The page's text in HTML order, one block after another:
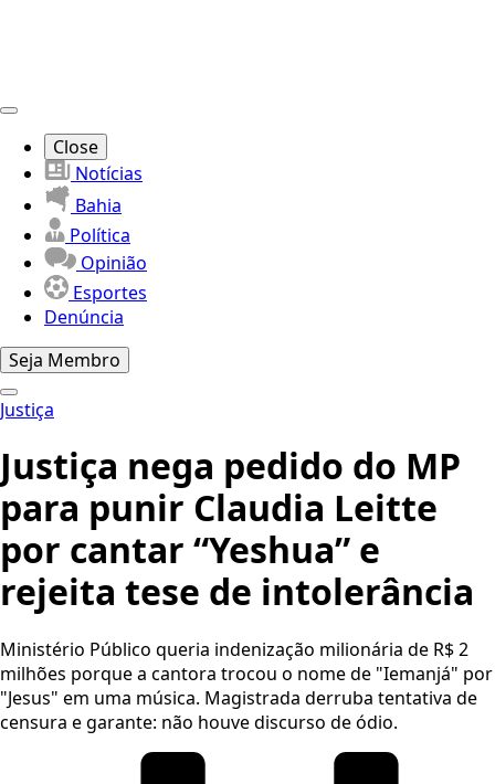
Close
Notícias
Bahia
Política
Opinião
Esportes
Denúncia
Seja Membro
Justiça
Justiça nega pedido do MP
para punir Claudia Leitte
por cantar “Yeshua” e
rejeita tese de intolerância
Ministério Público queria indenização milionária de R$ 2
milhões porque a cantora trocou o nome de "Iemanjá" por
"Jesus" em uma música. Magistrada derruba tentativa de
censura e garante: não houve discurso de ódio.